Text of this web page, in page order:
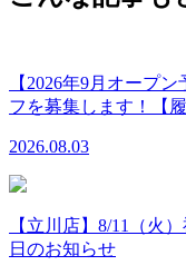
【2026年9月オープ
フを募集します！【
2026.08.03
【立川店】8/11（火
日のお知らせ